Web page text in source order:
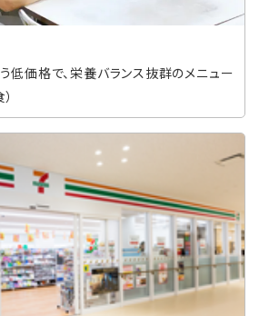
低価格で、栄養バランス抜群のメニュー